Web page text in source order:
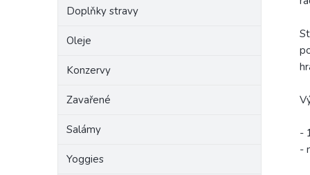
Doplňky stravy
Oleje
Konzervy
Zavařené
Salámy
Yoggies
-
-